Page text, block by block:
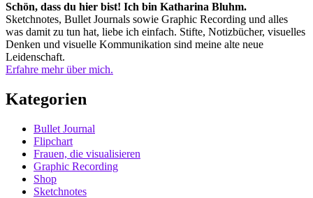
Schön, dass du hier bist! Ich bin Katharina Bluhm.
Sketchnotes, Bullet Journals sowie Graphic Recording und alles
was damit zu tun hat, liebe ich einfach. Stifte, Notizbücher, visuelles
Denken und visuelle Kommunikation sind meine alte neue
Leidenschaft.
Erfahre mehr über mich.
Kategorien
Bullet Journal
Flipchart
Frauen, die visualisieren
Graphic Recording
Shop
Sketchnotes